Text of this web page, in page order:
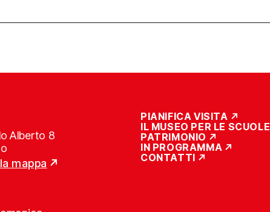
Alberto 8
mappa
PIANIFICA VISITA
IL MUSEO PER LE SCUOLE
PATRIMONIO
IN PROGRAMMA
CONTATTI